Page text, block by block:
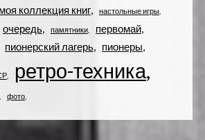
моя коллекция книг настольные игры
очередь памятники первомай
пионерский лагерь пионеры
ретро-техника
фото